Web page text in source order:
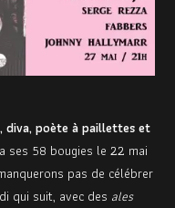
diva, poète à paillettes et
ses 58 bougies le 22 mai
pas de célébrer
qui suit, avec des ales